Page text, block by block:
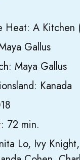
Heat: A Kitchen
Gallus
Maya Gallus
Kanada
72 min.
Lo, Ivy